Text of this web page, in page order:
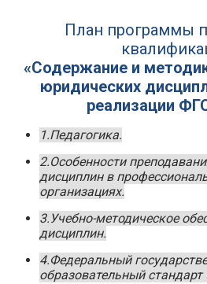
План программы
«Содержание и
юридических
реализации
1.Педагогика.
2.Особенности
дисциплин в
организациях.
3.Учебно-методическое
дисциплин.
4.Федеральный
образовательный